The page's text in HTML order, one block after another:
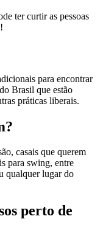
ter curtir as pessoas
para encontrar
Brasil que estão
práticas liberais.
casais que querem
para swing, entre
qualquer lugar do
perto de